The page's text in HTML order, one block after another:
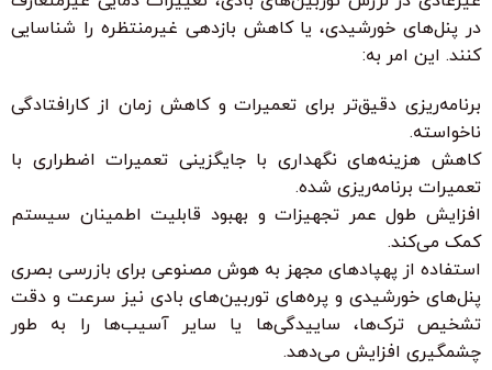
در پنل‌های خورشیدی، یا کاهش بازدهی غیرمنتظره را شناسایی
کنند. این امر به:
برنامه‌ریزی دقیق‌تر برای تعمیرات و کاهش زمان از کارافتادگی
ناخواسته.
کاهش هزینه‌های نگهداری با جایگزینی تعمیرات اضطراری با
تعمیرات برنامه‌ریزی شده.
افزایش طول عمر تجهیزات و بهبود قابلیت اطمینان سیستم
کمک می‌کند.
استفاده از پهپادهای مجهز به هوش مصنوعی برای بازرسی بصری
پنل‌های خورشیدی و پره‌های توربین‌های بادی نیز سرعت و دقت
تشخیص ترک‌ها، ساییدگی‌ها یا سایر آسیب‌ها را به طور
چشمگیری افزایش می‌دهد.